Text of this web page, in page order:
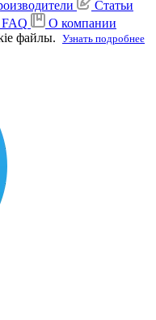
Статьи
FAQ
О компании
файлы. Узнать подробнее